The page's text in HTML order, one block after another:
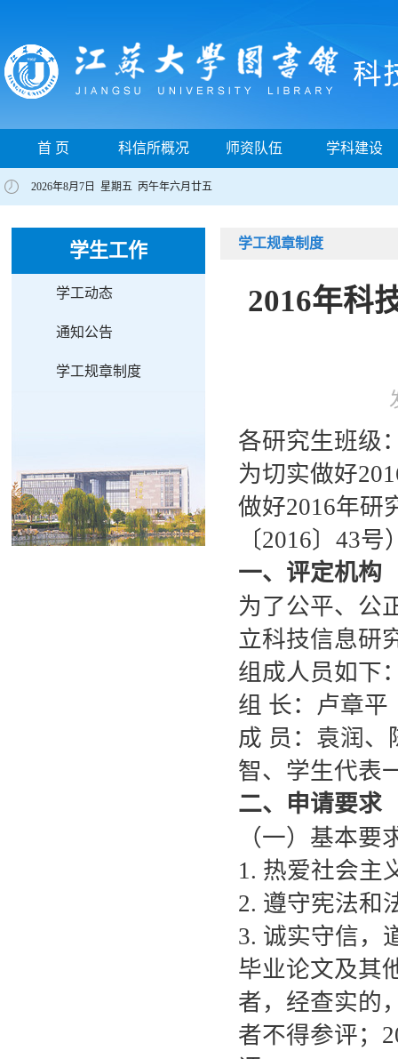
首 页 科信所概况 师资队伍 学科建设
2026年8月7日 星期五 丙午年六月廿五
学生工作
学工动态
通知公告
学工规章制度
学工规章制度
2016年科
各研究生班级
为切实做好
做好2016年研
〔2016〕43
一、评定机构
为了公平、公
立科技信息研
组成人员如下
组 长：卢章平
成 员：袁润、
智、学生代表
二、申请要求
（一）基本要
1. 热爱社会主
2. 遵守宪法和
3. 诚实守信，
毕业论文及其
者，经查实的
者不得参评；